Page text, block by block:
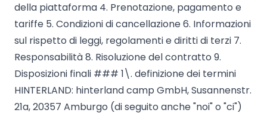
Storie dall'Hinterland
Buoni
Chi siamo
Negozio
della piattaforma 4. Prenotazione, pagamento e
tariffe 5. Condizioni di cancellazione 6. Informazioni
sul rispetto di leggi, regolamenti e diritti di terzi 7.
Responsabilità 8. Risoluzione del contratto 9.
Disposizioni finali ### 1\. definizione dei termini
HINTERLAND: hinterland camp GmbH, Susannenstr.
21a, 20357 Amburgo (di seguito anche "noi" o "ci")